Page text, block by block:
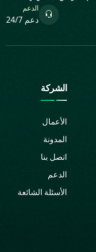
الدعم
دعم 24/7
الشركة
الأعمال
المدونة
اتصل بنا
الدعم
الأسئلة الشائعة